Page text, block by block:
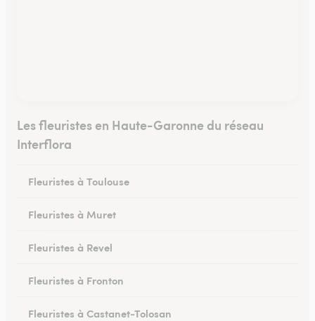
Les fleuristes en Haute-Garonne du réseau
Interflora
Fleuristes à Toulouse
Fleuristes à Muret
Fleuristes à Revel
Fleuristes à Fronton
Fleuristes à Castanet-Tolosan